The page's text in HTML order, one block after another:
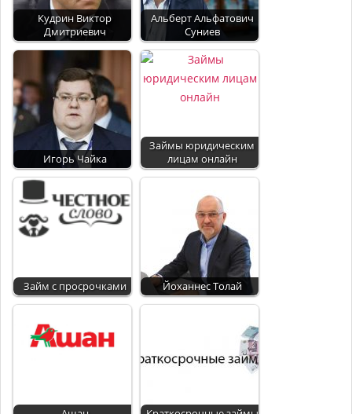
Кудрин Виктор
Дмитриевич
Альберт Альфатович
Суниев
Игорь Чайка
Займы юридическим
лицам онлайн
Займ с просрочками Йоханнес Толай